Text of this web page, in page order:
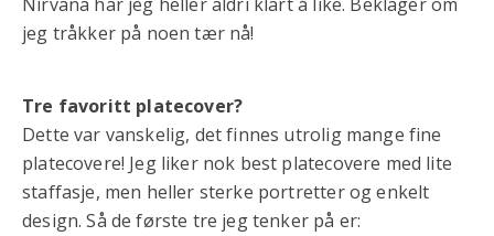
jeg tråkker på noen tær nå!
Tre favoritt platecover?
Dette var vanskelig, det finnes utrolig mange fine
platecovere! Jeg liker nok best platecovere med lite
staffasje, men heller sterke portretter og enkelt
design. Så de første tre jeg tenker på er: